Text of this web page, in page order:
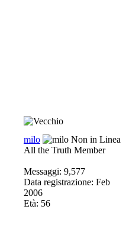
milo
All the Truth Member
Messaggi: 9,577
Data registrazione: Feb
2006
Età: 56